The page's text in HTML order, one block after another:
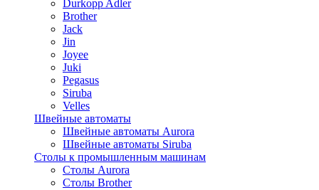
Durkopp Adler
Brother
Jack
Jin
Joyee
Juki
Pegasus
Siruba
Velles
Швейные автоматы
Швейные автоматы Aurora
Швейные автоматы Siruba
Столы к промышленным машинам
Столы Aurora
Столы Brother